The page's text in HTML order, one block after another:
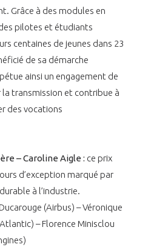
Grâce à des modules en
pilotes et étudiants
centaines de jeunes dans 23
de sa démarche
ainsi un engagement de
transmission et contribue à
des vocations
– Caroline Aigle : ce prix
d’exception marqué par
à l’industrie.
(Airbus) – Véronique
– Florence Minisclou